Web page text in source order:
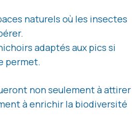
naturels où les insectes
adaptés aux pics si
permet.
non seulement à attirer
à enrichir la biodiversité